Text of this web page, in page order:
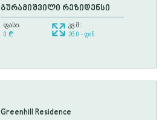
გურამიშვილი რეზიდენსი
ფასი:
0 ¢
კვ.მ:
26.0 - დან
Greenhill Residence